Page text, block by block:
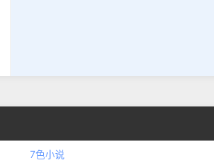
7色小说